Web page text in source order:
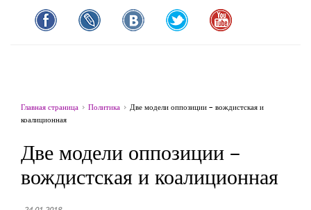
Главная страница Политика
Две модели оппозиции – вождистская и
коалиционная
Две модели оппозиции –
вождистская и коалиционная